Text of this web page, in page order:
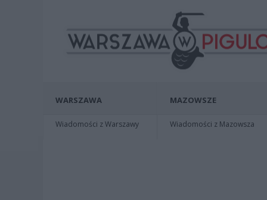
WARSZAWA
Wiadomości z Warszawy
MAZOWSZE
Wiadomości z Mazowsza